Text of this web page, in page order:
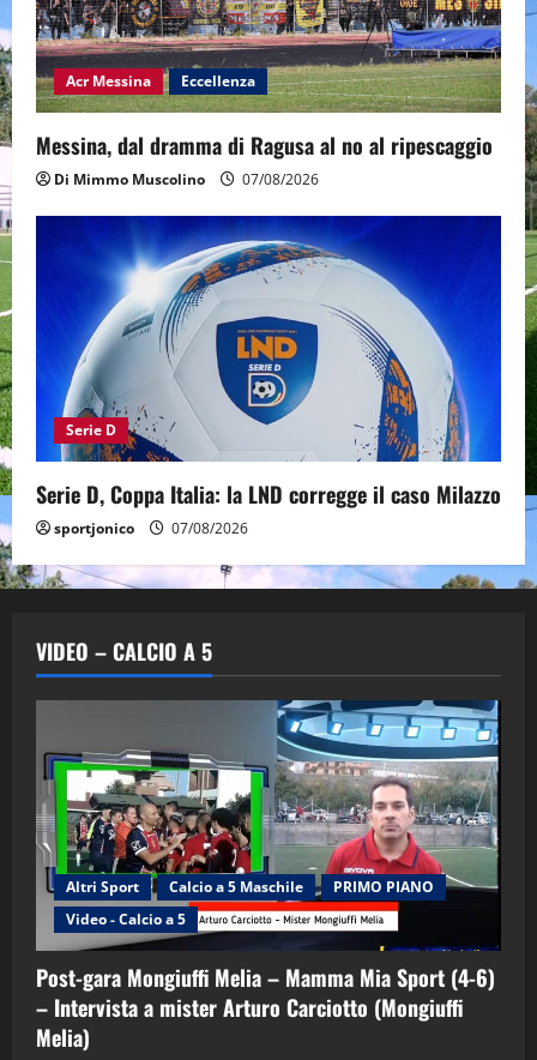
Acr Messina Eccellenza
Messina, dal dramma di Ragusa al no al ripescaggio
Di Mimmo Muscolino 07/08/2026
Serie D
Serie D, Coppa Italia: la LND corregge il caso Milazzo
sportjonico 07/08/2026
VIDEO – CALCIO A 5
Altri Sport Calcio a 5 Maschile
PRIMO PIANO
Video - Calcio a 5
Post-gara Mongiuffi Melia – Mamma Mia Sport (4-6)
– Intervista a mister Arturo Carciotto (Mongiuffi
Melia)